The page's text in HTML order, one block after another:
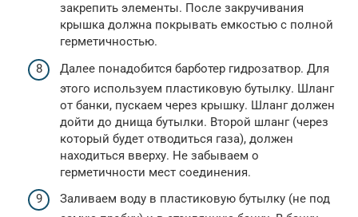
закрепить элементы. После закручивания
крышка должна покрывать емкостью с полной
герметичностью.
Далее понадобится барботер гидрозатвор. Для
этого используем пластиковую бутылку. Шланг
от банки, пускаем через крышку. Шланг должен
дойти до днища бутылки. Второй шланг (через
который будет отводиться газа), должен
находиться вверху. Не забываем о
герметичности мест соединения.
Заливаем воду в пластиковую бутылку (не под